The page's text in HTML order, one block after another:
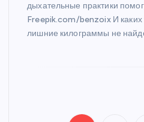
дыхательные практики
Freepik.com/benzoix И каких
лишние килограммы не